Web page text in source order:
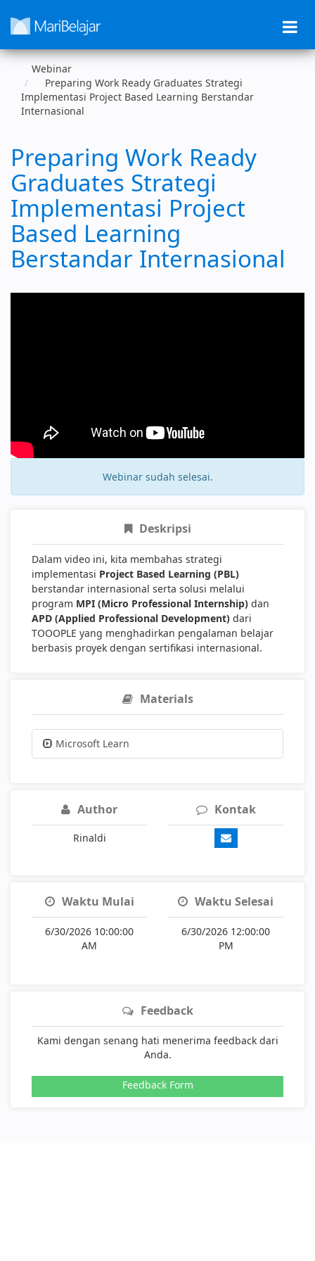
Toggle
Webinar
Preparing Work Ready Graduates Strategi
Implementasi Project Based Learning Berstandar
Internasional
Preparing Work Ready
Graduates Strategi
Implementasi Project
Based Learning
Berstandar Internasional
Webinar sudah selesai.
Deskripsi
Dalam video ini, kita membahas strategi
implementasi Project Based Learning (PBL)
berstandar internasional serta solusi melalui
program MPI (Micro Professional Internship) dan
APD (Applied Professional Development) dari
TOOOPLE yang menghadirkan pengalaman belajar
berbasis proyek dengan sertifikasi internasional.
Materials
Microsoft Learn
Author Kontak
Rinaldi
Waktu Mulai Waktu Selesai
6/30/2026 10:00:00
AM
6/30/2026 12:00:00
PM
Feedback
Kami dengan senang hati menerima feedback dari
Anda.
Feedback Form